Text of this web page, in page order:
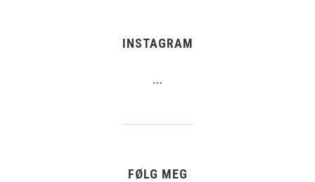
INSTAGRAM
…
FØLG MEG